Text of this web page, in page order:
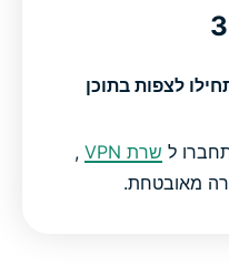
ל שרת VPN
,
מאובטחת.